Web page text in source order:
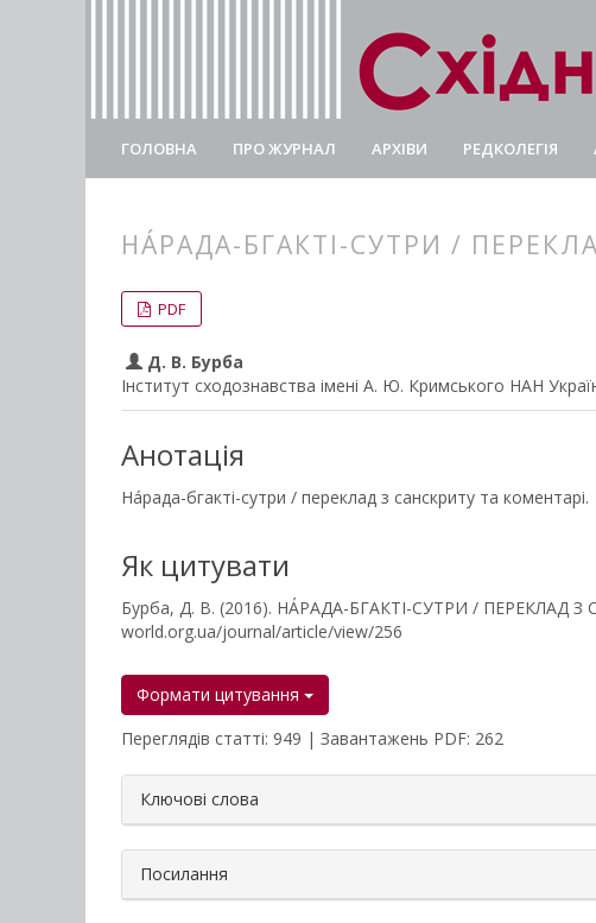
ГОЛОВНА ПРО ЖУРНАЛ АРХІВИ РЕДКОЛЕГІЯ
НÁРАДА-БГАКТІ-СУТРИ /
PDF
Д. В. Бурба
Інститут сходознавства імені А. Ю. Кримського НАН
Анотація
Нáрада-бгакті-сутри / переклад з санскриту та коментарі.
Як цитувати
Бурба, Д. В. (2016). НÁРАДА-БГАКТІ-СУТРИ / ПЕРЕКЛАД
world.org.ua/journal/article/view/256
Формати цитування
Переглядів статті: 949 | Завантажень PDF: 262
Ключові слова
Посилання